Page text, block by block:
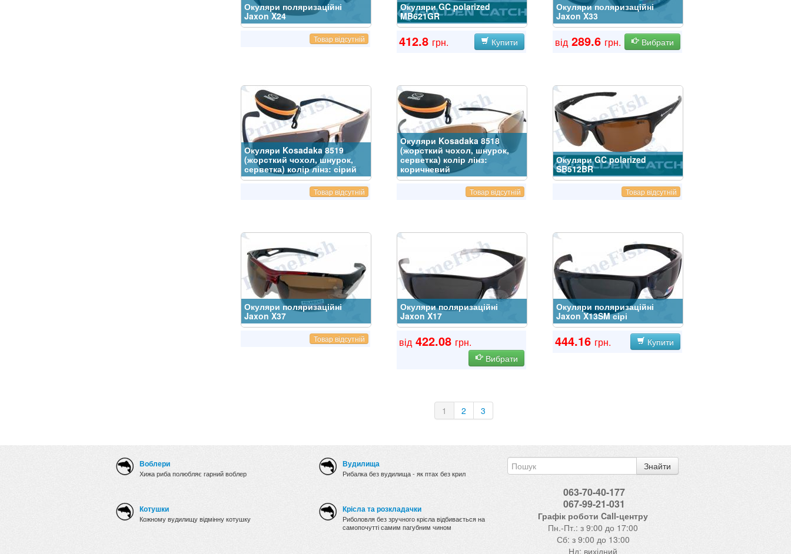
Окуляри поляризаційні
Jaxon X24
Товар відсутній
Окуляри GC polarized
MB621GR
412.8 грн. Купити
Окуляри поляризаційні
Jaxon X33
від 289.6 грн. Вибрати
Окуляри Kosadaka 8519
(жорсткий чохол, шнурок,
серветка) колір лінз: сірий
Товар відсутній
Окуляри Kosadaka 8518
(жорсткий чохол, шнурок,
серветка) колір лінз:
коричневий
Товар відсутній
Окуляри GC polarized
SB512BR
Товар відсутній
Окуляри поляризаційні
Jaxon X37
Товар відсутній
Окуляри поляризаційні
Jaxon X17
від 422.08 грн.
Вибрати
Окуляри поляризаційні
Jaxon X13SM сірі
444.16 грн. Купити
1 2 3
Воблери
Хижа риба полюбляє гарний воблер
Котушки
Кожному вудилищу відмінну котушку
Вудилища
Рибалка без вудилища - як птах без крил
Крісла та розкладачки
Риболовля без зручного крісла відбивається на
самопочутті самим пагубним чином
Знайти
063-70-40-177
067-99-21-031
Графік роботи Call-центру
Пн.-Пт.: з 9:00 до 17:00
Сб: з 9:00 до 13:00
Нд: вихідний